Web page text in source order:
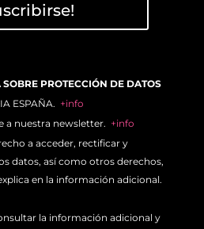
PROTECCIÓN DE DATOS
ESPAÑA. +info
a nuestra newsletter. +info
a acceder, rectificar y
datos, así como otros derechos,
en la información adicional.
la información adicional y